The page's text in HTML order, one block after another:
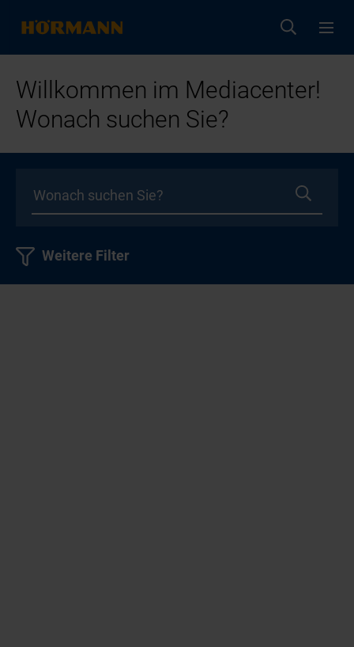
Willkommen im Mediacenter!
Wonach suchen Sie?
Weitere Filter